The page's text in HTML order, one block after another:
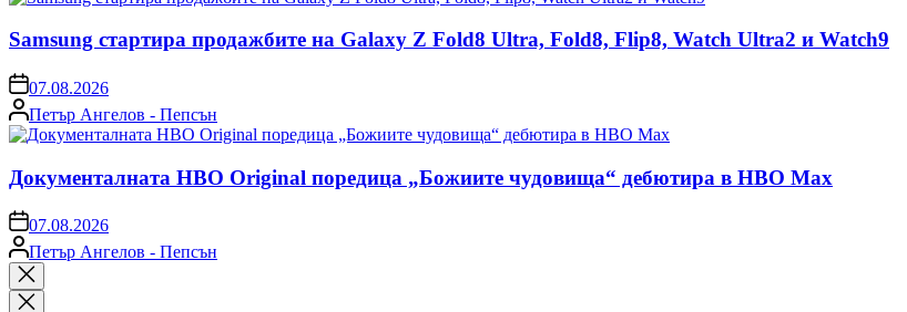
Samsung стартира продажбите на Galaxy Z Fold8 Ultra, Fold8, Flip8, Watch Ultra2 и Watch9
on07.08.2026
Posted
by
Петър Ангелов - Пепсън
Документалната HBO Original поредица „Божиите чудовища“ дебютира в HBO Max
on07.08.2026
Posted
by
Петър Ангелов - Пепсън
Close
search